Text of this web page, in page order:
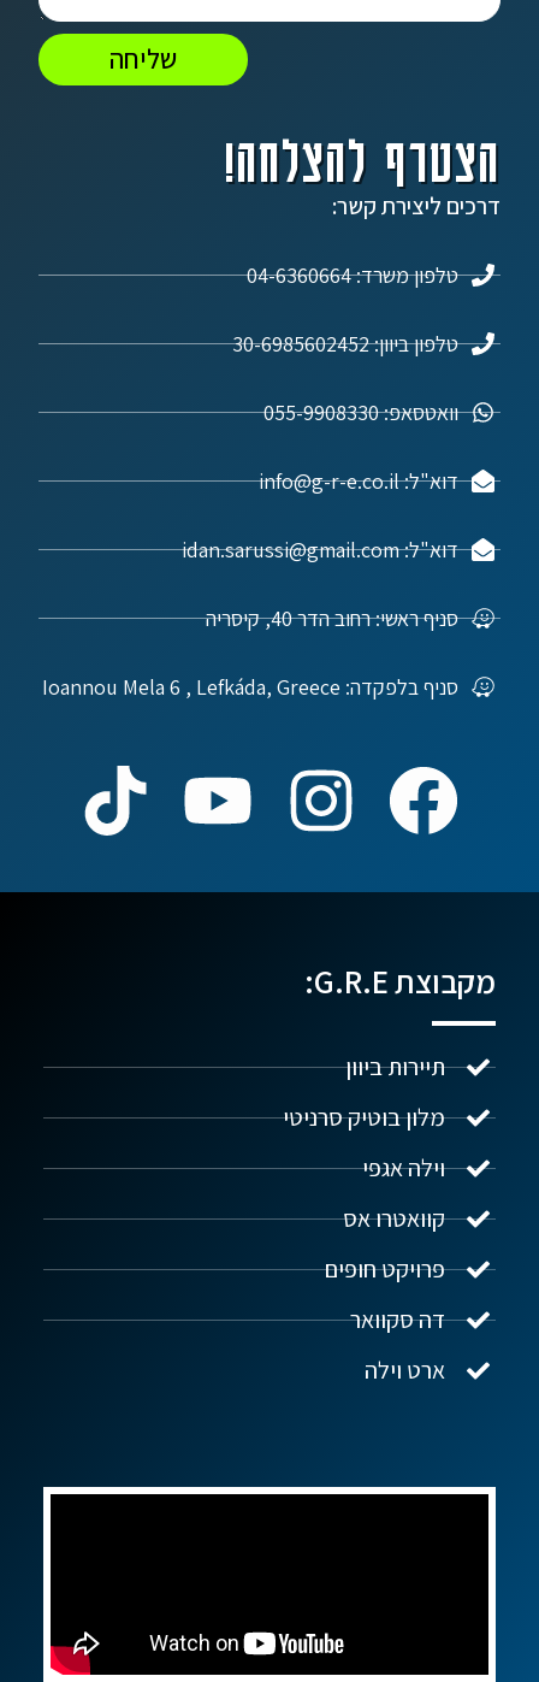
הצטרף להצלחה!
דרכים ליצירת קשר:
טלפון משרד: 04-6360664
טלפון ביוון: 30-6985602452
וואטסאפ: 055-9908330
דוא"ל: info@g-r-e.co.il
דוא"ל: idan.sarussi@gmail.com
סניף ראשי: רחוב הדר 40, קיסריה
סניף בלפקדה: Ioannou Mela 6 , Lefkáda, Greece
שליחה
מקבוצת G.R.E:
תיירות ביוון
מלון בוטיק סרניטי
וילה אגפי
קוואטרו אס
פרויקט חופים
דה סקוואר
ארט וילה
נדל"ן ביוון G.R.E
שלום! איך אפשר לעזור?